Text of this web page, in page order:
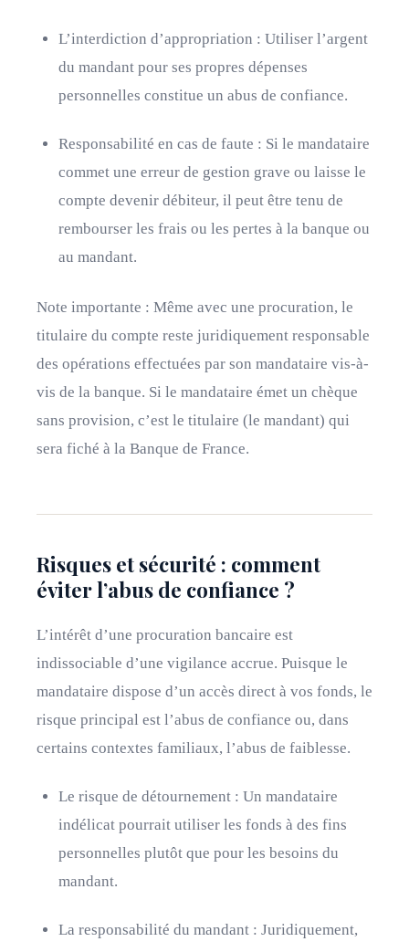
L’interdiction d’appropriation : Utiliser l’argent
du mandant pour ses propres dépenses
personnelles constitue un abus de confiance.
Responsabilité en cas de faute : Si le mandataire
commet une erreur de gestion grave ou laisse le
compte devenir débiteur, il peut être tenu de
rembourser les frais ou les pertes à la banque ou
au mandant.
Note importante : Même avec une procuration, le
titulaire du compte reste juridiquement responsable
des opérations effectuées par son mandataire vis-à-
vis de la banque. Si le mandataire émet un chèque
sans provision, c’est le titulaire (le mandant) qui
sera fiché à la Banque de France.
Risques et sécurité : comment
éviter l’abus de confiance ?
L’intérêt d’une procuration bancaire est
indissociable d’une vigilance accrue. Puisque le
mandataire dispose d’un accès direct à vos fonds, le
risque principal est l’abus de confiance ou, dans
certains contextes familiaux, l’abus de faiblesse.
Le risque de détournement : Un mandataire
indélicat pourrait utiliser les fonds à des fins
personnelles plutôt que pour les besoins du
mandant.
La responsabilité du mandant : Juridiquement,